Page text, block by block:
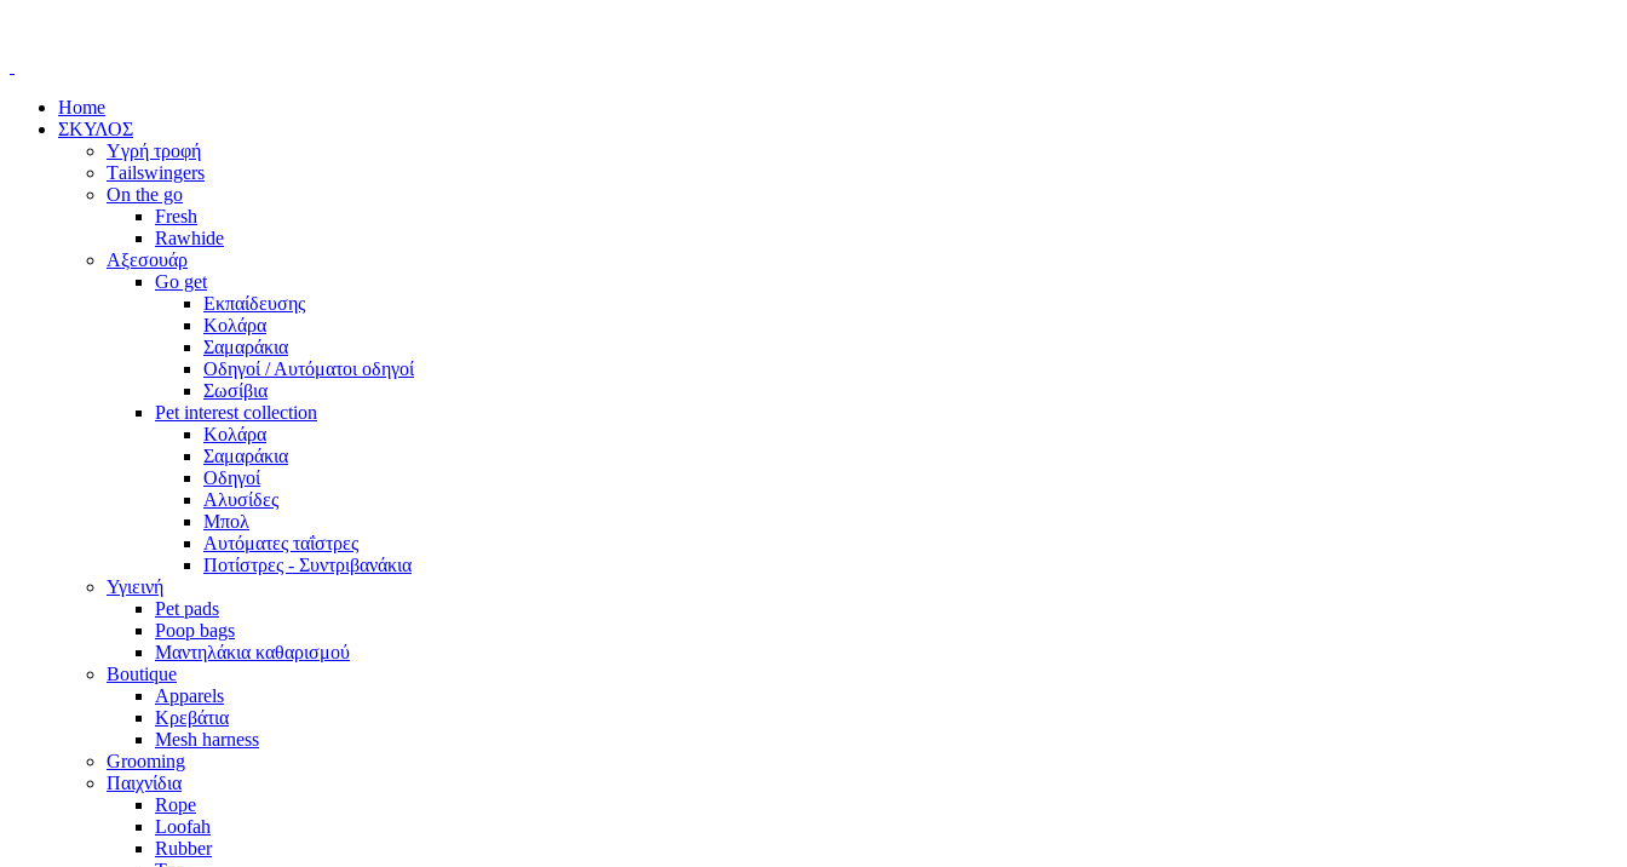
Home
ΣΚΥΛΟΣ
Yγρή τροφή
Τailswingers
On the go
Fresh
Rawhide
Αξεσουάρ
Go get
Εκπαίδευσης
Kολάρα
Σαμαράκια
Οδηγοί / Αυτόματοι οδηγοί
Σωσίβια
Pet interest collection
Κολάρα
Σαμαράκια
Οδηγοί
Αλυσίδες
Μπολ
Αυτόματες ταΐστρες
Ποτίστρες - Συντριβανάκια
Υγιεινή
Pet pads
Poop bags
Μαντηλάκια καθαρισμού
Boutique
Apparels
Kρεβάτια
Mesh harness
Grooming
Παιχνίδια
Rope
Loofah
Rubber